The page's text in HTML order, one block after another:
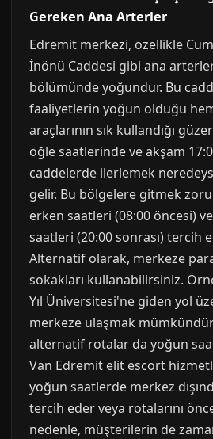
Gereken Ana Arterler
Edremit merkezi, özellikle
İnönü Caddesi gibi ana
bölümünde yoğundur. Bu
faaliyetlerin yoğun olduğu
araçlarının sık kullandığı
öğle saatlerinde ve akşam
caddelerde ilerlemek
gelir. Bu bölgelere gitmek
erken saatleri (08:00 öncesi)
saatleri (20:00 sonrası) tercih
Alternatif olarak, merkeze
sokakları kullanabilirsiniz.
Yıl Üniversitesi'ne giden yol
merkeze ulaşmak
alternatif rotalar da yoğun
Van Edremit elit escort
yoğun saatlerde merkez
tercih eder veya rotalarını
nedenle, müşterilerin de